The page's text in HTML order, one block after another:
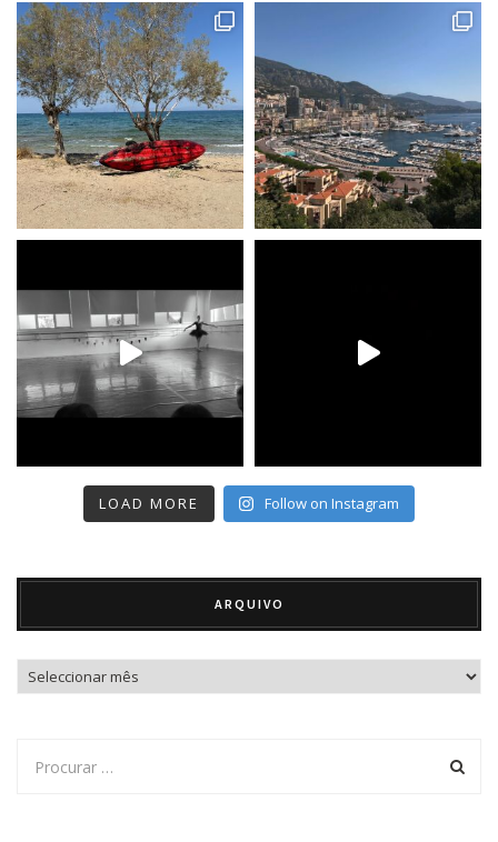
LOAD MORE Follow on Instagram
ARQUIVO
Arquivo